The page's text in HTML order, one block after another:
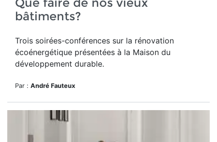
bâtiments?
Trois soirées-conférences sur la rénovation
écoénergétique présentées à la Maison du
développement durable.
Par : André Fauteux